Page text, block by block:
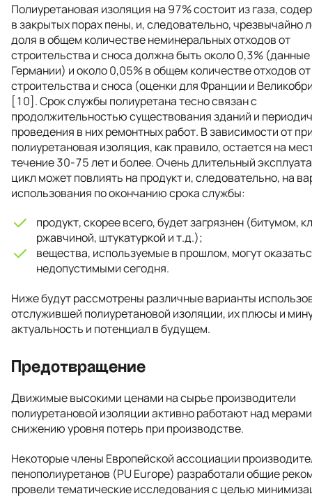
Полиуретановая изоляция на 97% состоит из газа,
в закрытых порах пены, и, следовательно, чрезвычайно
доля в общем количестве неминеральных отходов от
строительства и сноса должна быть около 0,3%
Германии) и около 0,05% в общем количестве отходов от
строительства и сноса (оценки для Франции и
[10]. Срок службы полиуретана тесно связан с
продолжительностью существования зданий и
проведения в них ремонтных работ. В зависимости от
полиуретановая изоляция, как правило, остается на
течение 30-75 лет и более. Очень длительный
цикл может повлиять на продукт и, следовательно, на
использования по окончанию срока службы:
продукт, скорее всего, будет загрязнен (битумом,
ржавчиной, штукатуркой и т.д.);
вещества, используемые в прошлом, могут
недопустимыми сегодня.
Ниже будут рассмотрены различные варианты
отслужившей полиуретановой изоляции, их плюсы и
актуальность и потенциал в будущем.
Предотвращение
Движимые высокими ценами на сырье производители
полиуретановой изоляции активно работают над
снижению уровня потерь при производстве.
Некоторые члены Европейской ассоциации
пенополиуретанов (PU Europe) разработали общие
провели тематические исследования с целью